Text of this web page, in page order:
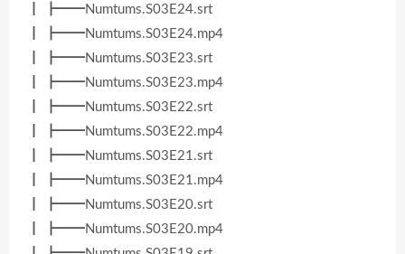
┃ ┣━━Numtums.S03E24.srt
┃ ┣━━Numtums.S03E24.mp4
┃ ┣━━Numtums.S03E23.srt
┃ ┣━━Numtums.S03E23.mp4
┃ ┣━━Numtums.S03E22.srt
┃ ┣━━Numtums.S03E22.mp4
┃ ┣━━Numtums.S03E21.srt
┃ ┣━━Numtums.S03E21.mp4
┃ ┣━━Numtums.S03E20.srt
┃ ┣━━Numtums.S03E20.mp4